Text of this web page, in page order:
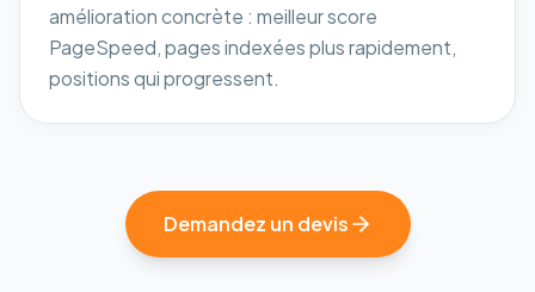
amélioration concrète : meilleur score
PageSpeed, pages indexées plus rapidement,
positions qui progressent.
Demandez un devis